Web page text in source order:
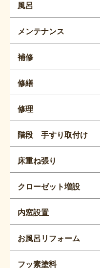
風呂
メンテナンス
補修
修繕
修理
階段 手すり取付け
床重ね張り
クローゼット増設
内窓設置
お風呂リフォーム
フッ素塗料